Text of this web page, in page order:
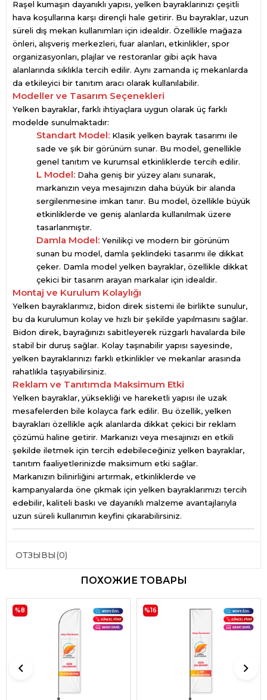
Raşel kumaşın dayanıklı yapısı, yelken bayraklarınızı çeşitli
hava koşullarına karşı dirençli hale getirir. Bu bayraklar, uzun
süreli dış mekan kullanımları için idealdir. Özellikle mağaza
önleri, alışveriş merkezleri, fuar alanları, etkinlikler, spor
organizasyonları, plajlar ve restoranlar gibi açık hava
alanlarında sıklıkla tercih edilir. Aynı zamanda iç mekanlarda
da etkileyici bir tanıtım aracı olarak kullanılabilir.
Modeller ve Tasarım Seçenekleri
Yelken bayraklar, farklı ihtiyaçlara uygun olarak üç farklı
modelde sunulmaktadır:
Standart Model: Klasik yelken bayrak tasarımı ile
sade ve şık bir görünüm sunar. Bu model, genellikle
genel tanıtım ve kurumsal etkinliklerde tercih edilir.
L Model: Daha geniş bir yüzey alanı sunarak,
markanızın veya mesajınızın daha büyük bir alanda
sergilenmesine imkan tanır. Bu model, özellikle büyük
etkinliklerde ve geniş alanlarda kullanılmak üzere
tasarlanmıştır.
Damla Model: Yenilikçi ve modern bir görünüm
sunan bu model, damla şeklindeki tasarımı ile dikkat
çeker. Damla model yelken bayraklar, özellikle dikkat
çekici bir tasarım arayan markalar için idealdir.
Montaj ve Kurulum Kolaylığı
Yelken bayraklarımız, bidon direk sistemi ile birlikte sunulur,
bu da kurulumun kolay ve hızlı bir şekilde yapılmasını sağlar.
Bidon direk, bayrağınızı sabitleyerek rüzgarlı havalarda bile
stabil bir duruş sağlar. Kolay taşınabilir yapısı sayesinde,
yelken bayraklarınızı farklı etkinlikler ve mekanlar arasında
rahatlıkla taşıyabilirsiniz.
Reklam ve Tanıtımda Maksimum Etki
Yelken bayraklar, yüksekliği ve hareketli yapısı ile uzak
mesafelerden bile kolayca fark edilir. Bu özellik, yelken
bayrakları özellikle açık alanlarda dikkat çekici bir reklam
çözümü haline getirir. Markanızı veya mesajınızı en etkili
şekilde iletmek için tercih edebileceğiniz yelken bayraklar,
tanıtım faaliyetlerinizde maksimum etki sağlar.
Markanızın bilinirliğini artırmak, etkinliklerde ve
kampanyalarda öne çıkmak için yelken bayraklarımızı tercih
edebilir, kaliteli baskı ve dayanıklı malzeme avantajlarıyla
uzun süreli kullanımın keyfini çıkarabilirsiniz.
ОТЗЫВЫ(0)
ПОХОЖИЕ ТОВАРЫ
%8 %16